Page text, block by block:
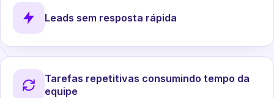
Leads sem resposta rápida
Tarefas repetitivas consumindo tempo da
equipe